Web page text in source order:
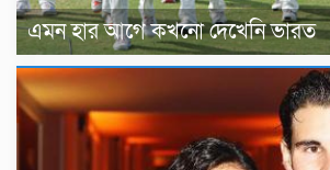
এমন হার আগে কখনো দেখেনি ভারত